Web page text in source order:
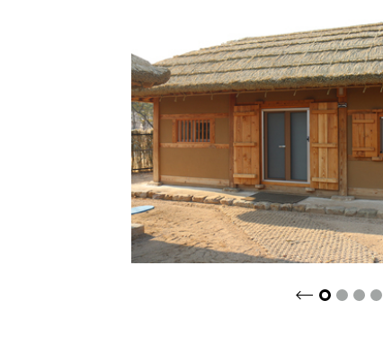
2 3 4